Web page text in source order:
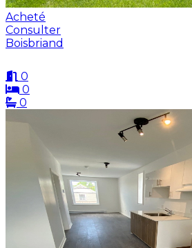
Acheté
Consulter
Boisbriand
0
0
0